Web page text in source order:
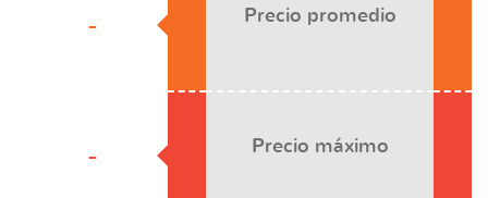
-
-
Precio promedio
Precio máximo